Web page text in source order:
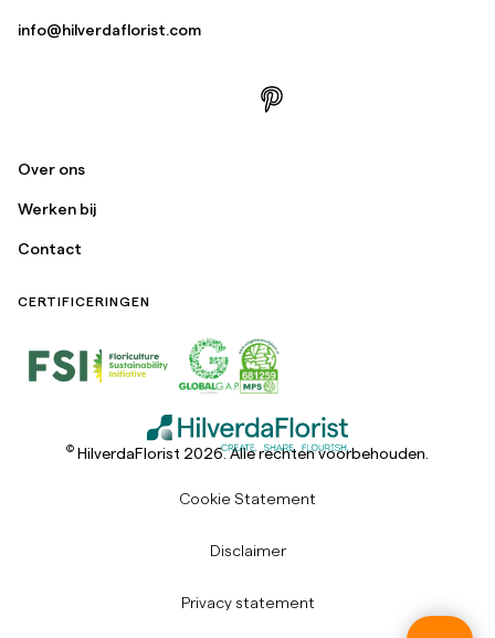
info@hilverdaflorist.com
Over ons
Werken bij
Contact
CERTIFICERINGEN
© HilverdaFlorist 2026. Alle rechten voorbehouden.
Cookie Statement
Disclaimer
Privacy statement